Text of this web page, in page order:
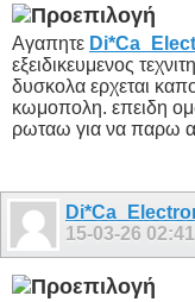
Αγαπητε
εξειδικευμενος
δυσκολα ερχεται
κωμοπολη. επειδη
ρωταω για να παρω
15-03-26 02:41